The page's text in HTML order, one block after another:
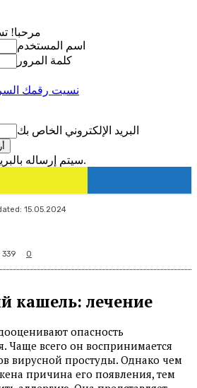
مرحبا!
اسم المستخدم
كلمة المرور
نسيت رقمك
البريد الإلكتروني الخاص بك
سيتم إرساله بالبريد الالكتروني كلمة سر لك.
15.05.2024
339 0
кашель: лечение
опасность
Чаще всего он воспринимается
вирусной простуды. Однако чем
причина его появления, тем